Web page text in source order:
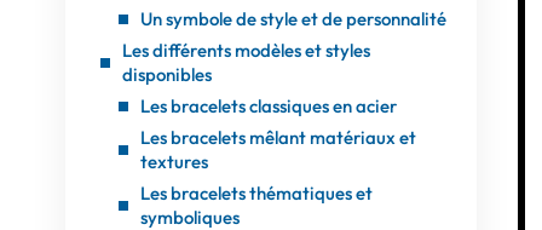
Un symbole de style et de personnalité
Les différents modèles et styles
disponibles
Les bracelets classiques en acier
Les bracelets mêlant matériaux et
textures
Les bracelets thématiques et
symboliques